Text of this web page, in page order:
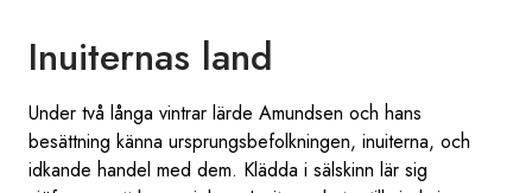
Inuiternas land
Under två långa vintrar lärde Amundsen och hans
besättning känna ursprungsbefolkningen, inuiterna, och
idkande handel med dem. Klädda i sälskinn lär sig